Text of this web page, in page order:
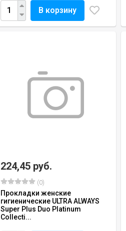
В корзину
224,45 руб.
(0)
Прокладки женские
гигиенические ULTRA ALWAYS
Super Plus Duo Platinum
Collecti...